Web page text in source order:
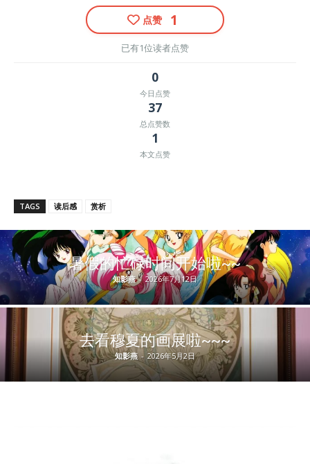
点赞 1
已有1位读者点赞
0
今日点赞
37
总点赞数
1
本文点赞
TAGS 读后感 赏析
暑假的忙碌时间开始啦~~
知影燕 - 2026年7月12日
去看穆夏的画展啦~~~
知影燕 - 2026年5月2日